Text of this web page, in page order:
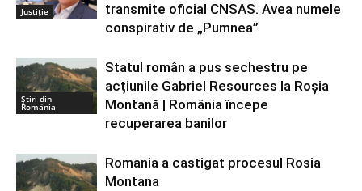
Justiție
transmite oficial CNSAS. Avea numele
conspirativ de „Pumnea”
Știri din
România
Statul român a pus sechestru pe
acțiunile Gabriel Resources la Roșia
Montană | România începe
recuperarea banilor
Romania a castigat procesul Rosia
Montana